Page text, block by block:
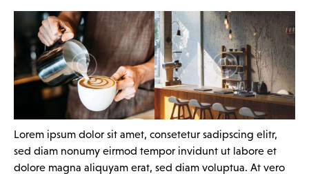
Lorem ipsum dolor sit amet, consetetur sadipscing elitr,
sed diam nonumy eirmod tempor invidunt ut labore et
dolore magna aliquyam erat, sed diam voluptua. At vero